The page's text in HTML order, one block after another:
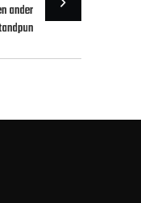
ander